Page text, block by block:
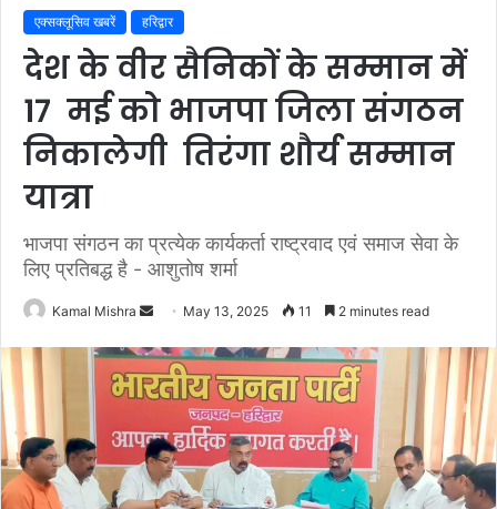
एक्सक्लूसिव खबरें हरिद्वार
देश के वीर सैनिकों के सम्मान में
17 मई को भाजपा जिला संगठन
निकालेगी तिरंगा शौर्य सम्मान
यात्रा
भाजपा संगठन का प्रत्येक कार्यकर्ता राष्ट्रवाद एवं समाज सेवा के
लिए प्रतिबद्ध है - आशुतोष शर्मा
Kamal Mishra
Send
email
May 13, 2025 11 2 minutes read